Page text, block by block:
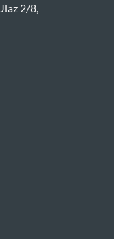
2/8,